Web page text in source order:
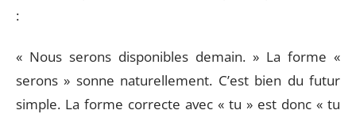
:
« Nous serons disponibles demain. » La forme «
serons » sonne naturellement. C’est bien du futur
simple. La forme correcte avec « tu » est donc « tu